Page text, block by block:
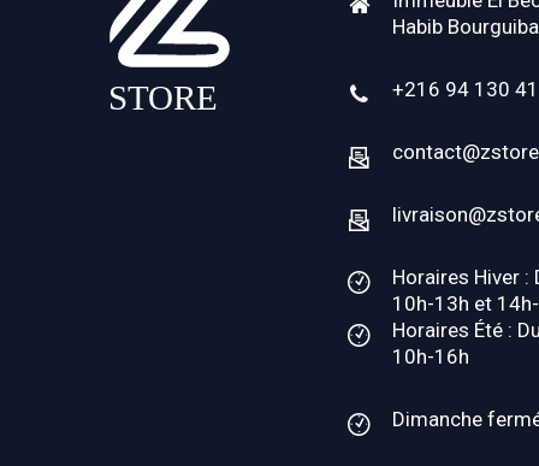
Habib
+216 94 130
Horaires Hiver :
10h-13h et
Horaires Été :
10h-16h
Dimanche